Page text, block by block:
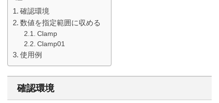
確認環境
数値を指定範囲に収める
Clamp
Clamp01
使用例
確認環境